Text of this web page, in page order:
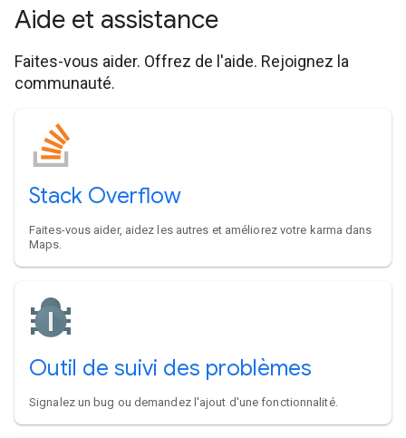
Aide et assistance
Faites-vous aider. Offrez de l'aide. Rejoignez la
communauté.
Stack Overflow
Faites-vous aider, aidez les autres et améliorez votre karma dans
Maps.
Outil de suivi des problèmes
Signalez un bug ou demandez l'ajout d'une fonctionnalité.